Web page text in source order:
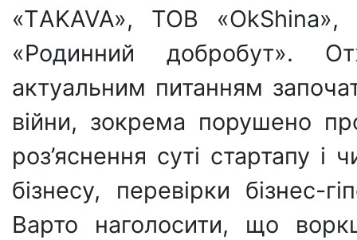
«ТAKAVA», ТОВ
«Родинний добробут».
актуальним питанням
війни, зокрема порушено
роз’яснення суті стартапу і
бізнесу, перевірки бізнес-
Варто наголосити, що